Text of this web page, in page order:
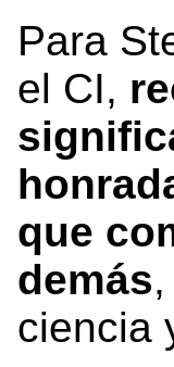
Para
el CI,
que
demás
ciencia